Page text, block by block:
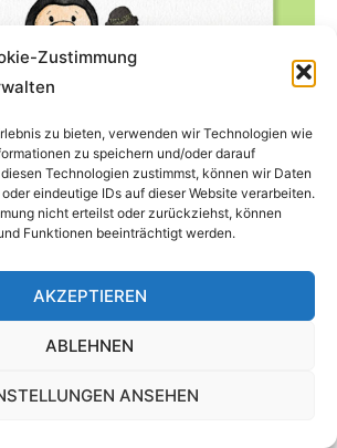
Zustimmung
zu bieten, verwenden wir Technologien wie
zu speichern und/oder darauf
Technologien zustimmst, können wir Daten
eindeutige IDs auf dieser Website verarbeiten.
nicht erteilst oder zurückziehst, können
Funktionen beeinträchtigt werden.
AKZEPTIEREN
ABLEHNEN
ANSEHEN
und die Schneefrau“ –
Karten DIN A3 – 13 Seiten
Enthält 7% MwSt. 7 % DE